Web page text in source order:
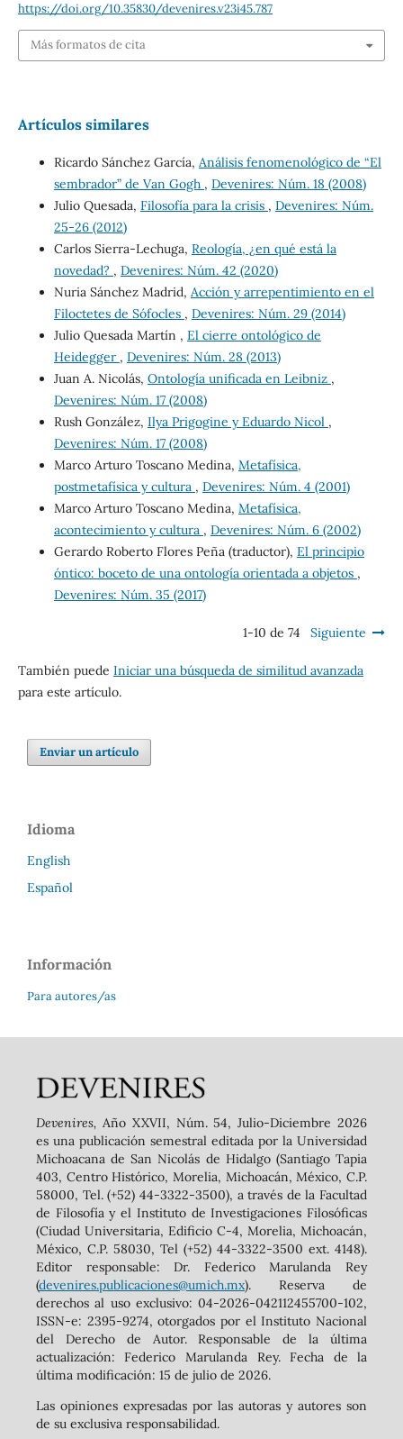
https://doi.org/10.35830/devenires.v23i45.787
Más formatos de cita
Artículos similares
Ricardo Sánchez García, Análisis fenomenológico de “El
sembrador” de Van Gogh , Devenires: Núm. 18 (2008)
Julio Quesada, Filosofía para la crisis , Devenires: Núm.
25-26 (2012)
Carlos Sierra-Lechuga, Reología, ¿en qué está la
novedad? , Devenires: Núm. 42 (2020)
Nuria Sánchez Madrid, Acción y arrepentimiento en el
Filoctetes de Sófocles , Devenires: Núm. 29 (2014)
Julio Quesada Martín , El cierre ontológico de
Heidegger , Devenires: Núm. 28 (2013)
Juan A. Nicolás, Ontología unificada en Leibniz ,
Devenires: Núm. 17 (2008)
Rush González, Ilya Prigogine y Eduardo Nicol ,
Devenires: Núm. 17 (2008)
Marco Arturo Toscano Medina, Metafísica,
postmetafísica y cultura , Devenires: Núm. 4 (2001)
Marco Arturo Toscano Medina, Metafísica,
acontecimiento y cultura , Devenires: Núm. 6 (2002)
Gerardo Roberto Flores Peña (traductor), El principio
óntico: boceto de una ontología orientada a objetos ,
Devenires: Núm. 35 (2017)
1-10 de 74 Siguiente
También puede Iniciar una búsqueda de similitud avanzada
para este artículo.
Enviar un artículo
Idioma
English
Español
Información
Para autores/as
Devenires, Año XXVII, Núm. 54, Julio-Diciembre 2026
es una publicación semestral editada por la Universidad
Michoacana de San Nicolás de Hidalgo (Santiago Tapia
403, Centro Histórico, Morelia, Michoacán, México, C.P.
58000, Tel. (+52) 44-3322-3500), a través de la Facultad
de Filosofía y el Instituto de Investigaciones Filosóficas
(Ciudad Universitaria, Edificio C-4, Morelia, Michoacán,
México, C.P. 58030, Tel (+52) 44-3322-3500 ext. 4148).
‬Editor responsable: Dr. Federico Marulanda Rey
(devenires.publicaciones@umich.mx). Reserva de
derechos al uso exclusivo: 04-2026-042112455700-102,
ISSN-e: 2395-9274, otorgados por el Instituto Nacional
del Derecho de Autor. Responsable de la última
actualización: Federico Marulanda Rey. Fecha de la
última modificación: 15 de julio de 2026.
Las opiniones expresadas por las autoras y autores son
de su exclusiva responsabilidad.